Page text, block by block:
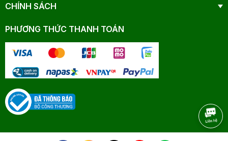
CHÍNH SÁCH
PHƯƠNG THỨC THANH TOÁN